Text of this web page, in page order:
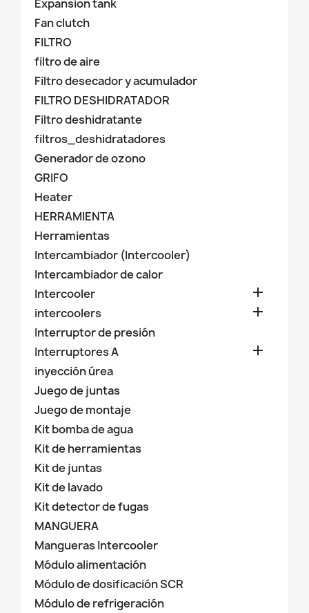
Expansion tank
Fan clutch
FILTRO
filtro de aire
Filtro desecador y acumulador
FILTRO DESHIDRATADOR
Filtro deshidratante
filtros_deshidratadores
Generador de ozono
GRIFO
Heater
HERRAMIENTA
Herramientas
Intercambiador (Intercooler)
Intercambiador de calor
Intercooler

intercoolers 
Interruptor de presión
Interruptores A

inyección úrea
Juego de juntas
Juego de montaje
Kit bomba de agua
Kit de herramientas
Kit de juntas
Kit de lavado
Kit detector de fugas
MANGUERA
Mangueras Intercooler
Módulo alimentación
Módulo de dosificación SCR
Módulo de refrigeración